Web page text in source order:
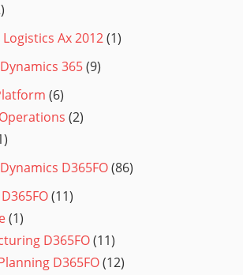
Ax 2012(1)
365(9)
(6)
(2)
D365FO(86)
(11)
(1)
D365FO(11)
D365FO(12)